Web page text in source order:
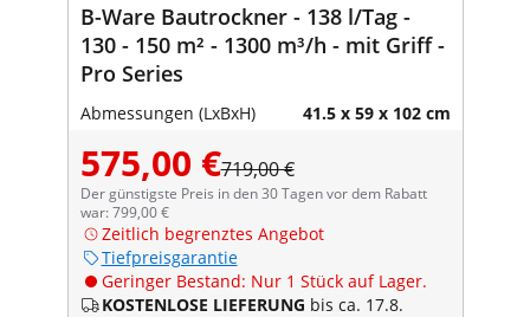
B-Ware Bautrockner - 138 l/Tag -
130 - 150 m² - 1300 m³/h - mit Griff -
Pro Series
Abmessungen (LxBxH) 41.5 x 59 x 102 cm
575,00 €719,00 €
Der günstigste Preis in den 30 Tagen vor dem Rabatt
war: 799,00 €
Zeitlich begrenztes Angebot
Tiefpreisgarantie
Geringer Bestand: Nur 1 Stück auf Lager.
KOSTENLOSE LIEFERUNG bis ca. 17.8.